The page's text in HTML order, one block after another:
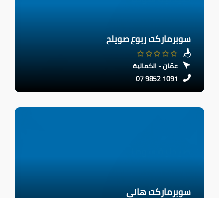
سوبرماركت ربوع صويلح
عمّان - الكمالية
07 9852 1091
سوبرماركت هاني